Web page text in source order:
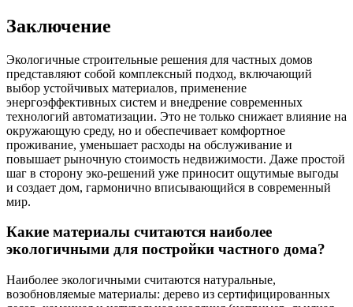
Заключение
Экологичные строительные решения для частных домов
представляют собой комплексный подход, включающий
выбор устойчивых материалов, применение
энергоэффективных систем и внедрение современных
технологий автоматизации. Это не только снижает влияние на
окружающую среду, но и обеспечивает комфортное
проживание, уменьшает расходы на обслуживание и
повышает рыночную стоимость недвижимости. Даже простой
шаг в сторону эко-решений уже приносит ощутимые выгоды
и создает дом, гармонично вписывающийся в современный
мир.
Какие материалы считаются наиболее
экологичными для постройки частного дома?
Наиболее экологичными считаются натуральные,
возобновляемые материалы: дерево из сертифицированных